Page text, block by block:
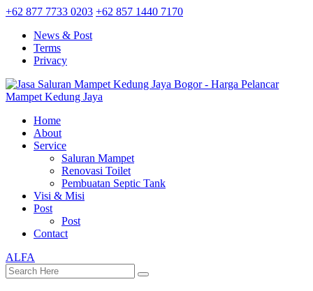
+62 877 7733 0203 +62 857 1440 7170
News & Post
Terms
Privacy
Home
About
Service
Saluran Mampet
Renovasi Toilet
Pembuatan Septic Tank
Visi & Misi
Post
Post
Contact
ALFA